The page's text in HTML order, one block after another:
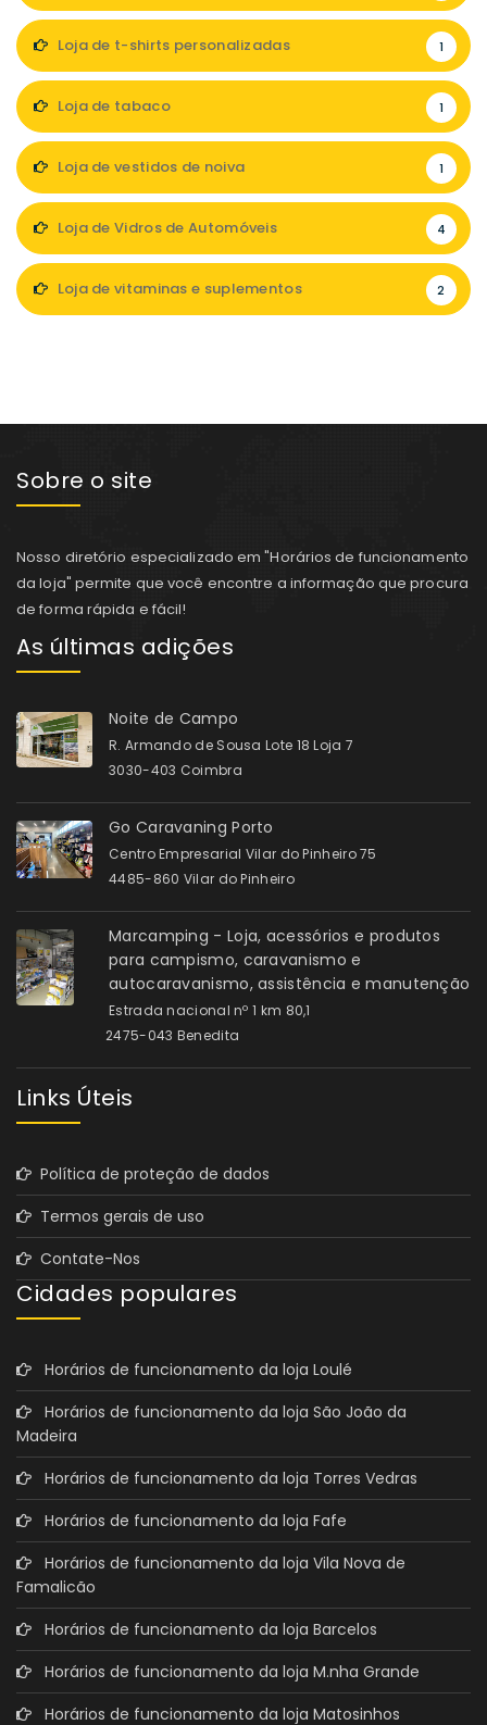
Loja de t-shirts personalizadas 1
Loja de tabaco 1
Loja de vestidos de noiva 1
Loja de Vidros de Automóveis 4
Loja de vitaminas e suplementos 2
Sobre o site
Nosso diretório especializado em "Horários de funcionamento
da loja" permite que você encontre a informação que procura
de forma rápida e fácil!
As últimas adições
Noite de Campo
R. Armando de Sousa Lote 18 Loja 7
3030-403 Coimbra
Go Caravaning Porto
Centro Empresarial Vilar do Pinheiro 75
4485-860 Vilar do Pinheiro
Marcamping - Loja, acessórios e produtos
para campismo, caravanismo e
autocaravanismo, assistência e manutenção
Estrada nacional nº 1 km 80,1
2475-043 Benedita
Links Úteis
Política de proteção de dados
Termos gerais de uso
Contate-Nos
Cidades populares
Horários de funcionamento da loja Loulé
Horários de funcionamento da loja São João da
Madeira
Horários de funcionamento da loja Torres Vedras
Horários de funcionamento da loja Fafe
Horários de funcionamento da loja Vila Nova de
Famalicão
Horários de funcionamento da loja Barcelos
Horários de funcionamento da loja M.nha Grande
Horários de funcionamento da loja Matosinhos